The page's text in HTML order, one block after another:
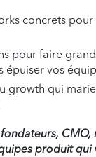
concrets pour
pour faire
épuiser vos
growth qui
CMO,
produit qui